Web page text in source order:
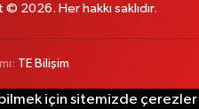
2026. Her hakkı saklıdır.
TE Bilişim
için sitemizde çerezler